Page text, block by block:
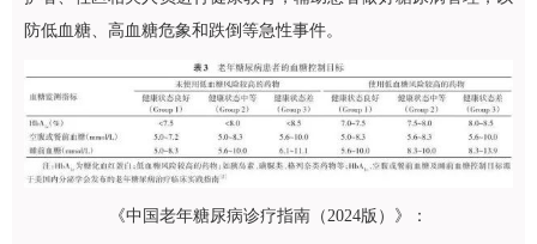
防低血糖、高血糖危象和跌倒等急性事件。
《中国老年糖尿病诊疗指南（2024版）》：